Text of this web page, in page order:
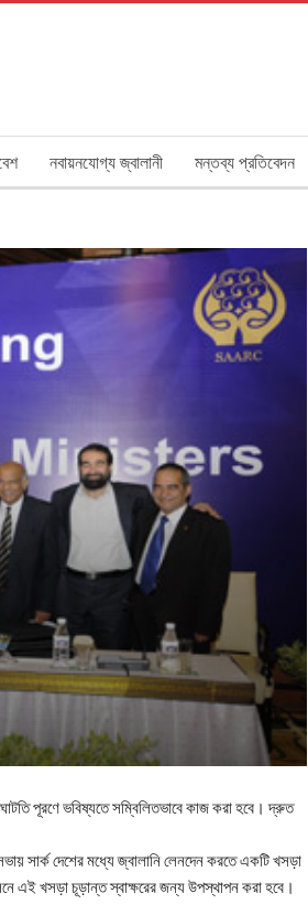
নবায়নযোগ্য জ্বালানী মন্তব্য প্রতিবেদন
পূরণে ভবিষ্যতে সম্বিলিতভাবে কাজ করা হবে। দ্রুত
সার্ক দেশের মধ্যে জ্বালানি লেনদেন করতে একটি খসড়া
এই খসড়া চূড়ান্ত স্বাক্ষরের জন্য উপস্থাপন করা হবে।